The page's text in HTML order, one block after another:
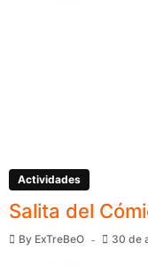
Actividades
Salita del
By ExTreBeO 30 de